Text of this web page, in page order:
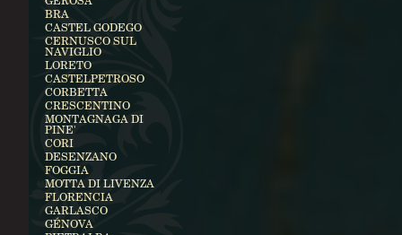
BRA
CASTEL GODEGO
CERNUSCO SUL
NAVIGLIO
LORETO
CASTELPETROSO
CORBETTA
CRESCENTINO
MONTAGNAGA DI
PINE'
CORI
DESENZANO
FOGGIA
MOTTA DI LIVENZA
FLORENCIA
GARLASCO
GÉNOVA